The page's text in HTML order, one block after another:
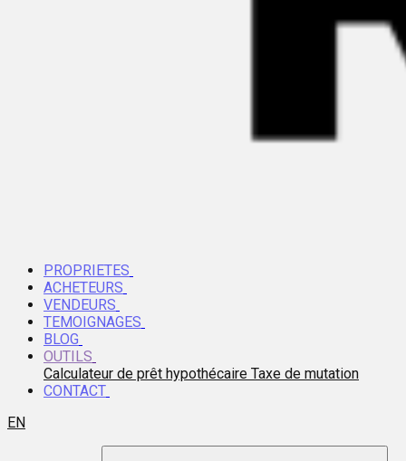
PROPRIETES
ACHETEURS
VENDEURS
TEMOIGNAGES
BLOG
OUTILS
Calculateur de prêt hypothécaire Taxe de mutation
CONTACT
EN